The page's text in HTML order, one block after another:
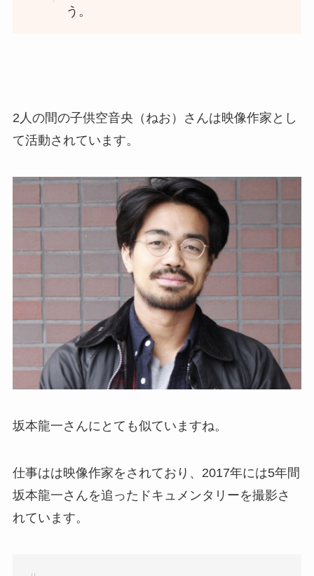
う。
2人の間の子供空音央（ねお）さんは映像作家とし
て活動されています。
坂本龍一さんにとても似ていますね。
仕事はは映像作家をされており、2017年には5年間
坂本龍一さんを追ったドキュメンタリーを撮影さ
れています。